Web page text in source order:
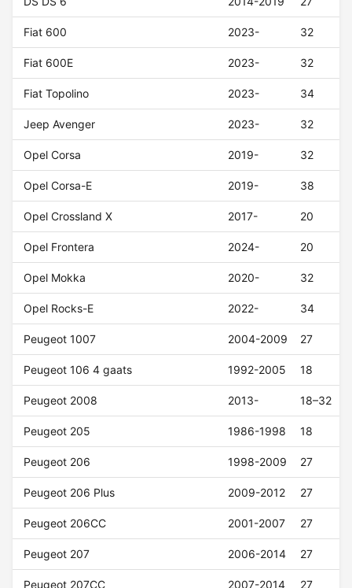
Fiat 600 2023- 32
Fiat 600E 2023- 32
Fiat Topolino 2023- 34
Jeep Avenger 2023- 32
Opel Corsa 2019- 32
Opel Corsa-E 2019- 38
Opel Crossland X 2017- 20
Opel Frontera 2024- 20
Opel Mokka 2020- 32
Opel Rocks-E 2022- 34
Peugeot 1007 2004-2009 27
Peugeot 106 4 gaats 1992-2005 18
Peugeot 2008 2013- 18–32
Peugeot 205 1986-1998 18
Peugeot 206 1998-2009 27
Peugeot 206 Plus 2009-2012 27
Peugeot 206CC 2001-2007 27
Peugeot 207 2006-2014 27
Peugeot 207CC 2007-2014 27